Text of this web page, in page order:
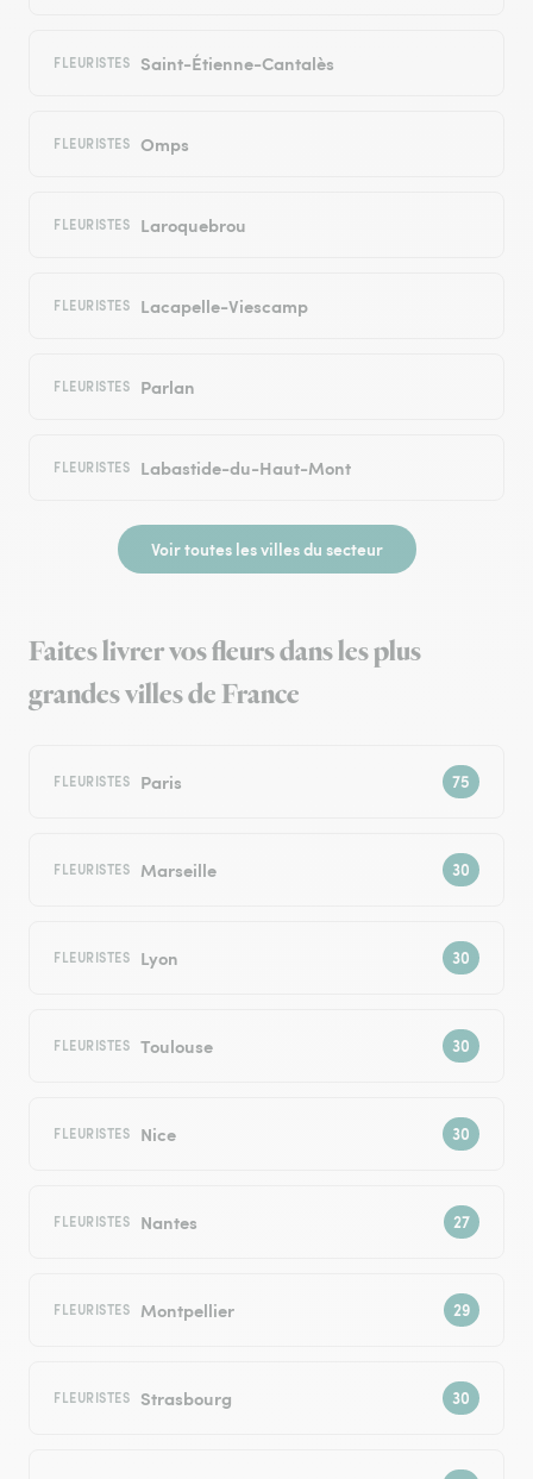
FLEURISTES Saint-Étienne-Cantalès
FLEURISTES Omps
FLEURISTES Laroquebrou
FLEURISTES Lacapelle-Viescamp
FLEURISTES Parlan
FLEURISTES Labastide-du-Haut-Mont
Voir toutes les villes du secteur
Faites livrer vos fleurs dans les plus
grandes villes de France
FLEURISTES Paris
FLEURISTES Marseille
FLEURISTES Lyon
FLEURISTES Toulouse
FLEURISTES Nice
FLEURISTES Nantes
FLEURISTES Montpellier
FLEURISTES Strasbourg